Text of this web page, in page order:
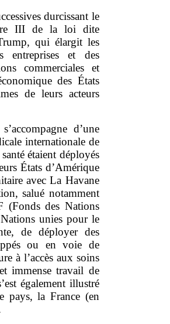
durcissant le
III de la loi dite
qui élargit les
entreprises et des
commerciales et
des États
de leurs acteurs
d’une
internationale de
étaient déployés
États d’Amérique
avec La Havane
salué notamment
(Fonds des Nations
unies pour le
de déployer des
ou en voie de
à l’accès aux soins
immense travail de
également illustré
pays, la France (en